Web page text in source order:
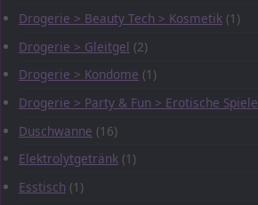
Drogerie > Beauty Tech > Kosmetik (1)
Drogerie > Gleitgel (2)
Drogerie > Kondome (1)
Drogerie > Party & Fun > Erotische Spiele
Duschwanne (16)
Elektrolytgetränk (1)
Esstisch (1)